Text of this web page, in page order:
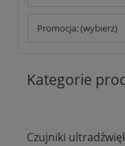
Promocja: (wybierz)
Kategorie
Czujniki